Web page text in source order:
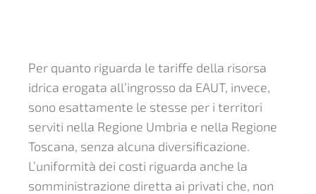
Per quanto riguarda le tariffe della risorsa
idrica erogata all’ingrosso da EAUT, invece,
sono esattamente le stesse per i territori
serviti nella Regione Umbria e nella Regione
Toscana, senza alcuna diversificazione.
L’uniformità dei costi riguarda anche la
somministrazione diretta ai privati che, non